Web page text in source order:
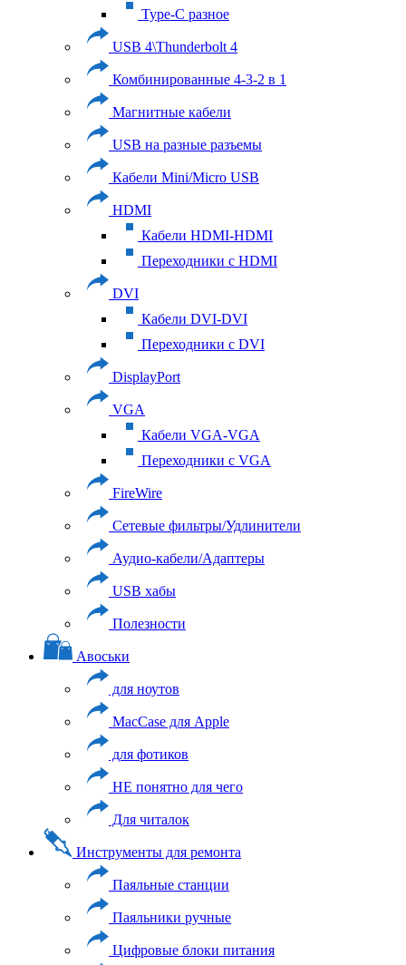
Type-C разное
USB 4\Thunderbolt 4
Комбинированные 4-3-2 в 1
Магнитные кабели
USB на разные разъемы
Кабели Mini/Micro USB
HDMI
Кабели HDMI-HDMI
Переходники с HDMI
DVI
Кабели DVI-DVI
Переходники с DVI
DisplayPort
VGA
Кабели VGA-VGA
Переходники с VGA
FireWire
Сетевые фильтры/Удлинители
Аудио-кабели/Адаптеры
USB хабы
Полезности
Авоськи
для ноутов
MacCase для Apple
для фотиков
НЕ понятно для чего
Для читалок
Инструменты для ремонта
Паяльные станции
Паяльники ручные
Цифровые блоки питания